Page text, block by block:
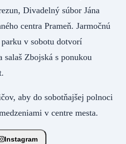
Divadelný súbor Jána
centra Prameň. Jarmočnú
v sobotu dotvorí
salaš Zbojská s ponukou
aby do sobotňajšej polnoci
v centre mesta.
Instagram